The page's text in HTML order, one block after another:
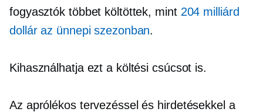
fogyasztók többet költöttek, mint 204 milliárd
dollár az ünnepi szezonban.
Kihasználhatja ezt a költési csúcsot is.
Az aprólékos tervezéssel és hirdetésekkel a